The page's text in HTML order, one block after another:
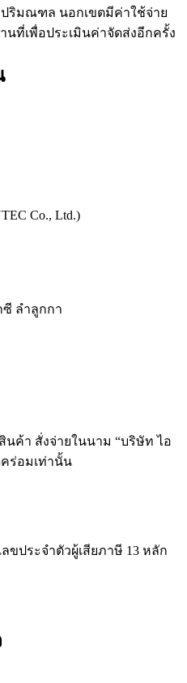
ปริมณฑล นอกเขตมีค่าใช้จ่าย
ที่เพื่อประเมินค่าจัดส่งอีกครั้ง
Co., Ltd.)
ลำลูกกา
นค้า สั่งจ่ายในนาม “บริษัท ไอ
ร่อมเท่านั้น
ขประจำตัวผู้เสียภาษี 13 หลัก